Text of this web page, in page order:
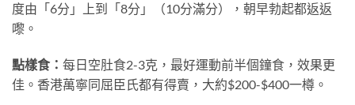
度由「6分」上到「8分」（10分滿分），朝早勃起都返返
嚟。
點樣食： 每日空肚食2-3克，最好運動前半個鐘食，效果更
佳。香港萬寧同屈臣氏都有得賣，大約$200-$400一樽。